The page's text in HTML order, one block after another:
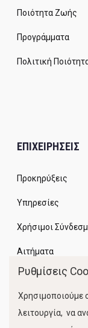
Ποιότητα Ζωής
Προγράμματα
Πολιτική
ΕΠΙΧΕΙΡΗΣΕΙΣ
Προκηρύξεις
Υπηρεσίες
Χρήσιμοι
Αιτήματα
Ρυθμίσεις
Χρησιμοποιούμε
λειτουργία, να